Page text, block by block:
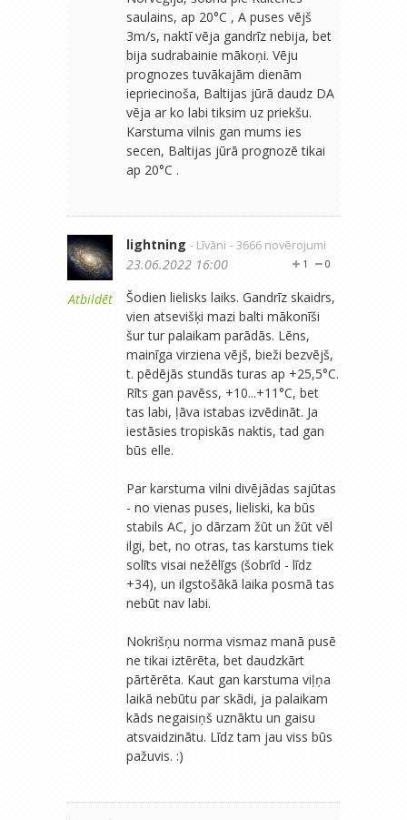
saulains, ap 20°C , A puses vējš
3m/s, naktī vēja gandrīz nebija, bet
bija sudrabainie mākoņi. Vēju
prognozes tuvākajām dienām
iepriecinoša, Baltijas jūrā daudz DA
vēja ar ko labi tiksim uz priekšu.
Karstuma vilnis gan mums ies
secen, Baltijas jūrā prognozē tikai
ap 20°C .
Atbildēt
lightning - Līvāni - 3666 novērojumi
0
1
23.06.2022 16:00
Šodien lielisks laiks. Gandrīz skaidrs,
vien atsevišķi mazi balti mākonīši
šur tur palaikam parādās. Lēns,
mainīga virziena vējš, bieži bezvējš,
t. pēdējās stundās turas ap +25,5°C.
Rīts gan pavēss, +10...+11°C, bet
tas labi, ļāva istabas izvēdināt. Ja
iestāsies tropiskās naktis, tad gan
būs elle.
Par karstuma vilni divējādas sajūtas
- no vienas puses, lieliski, ka būs
stabils AC, jo dārzam žūt un žūt vēl
ilgi, bet, no otras, tas karstums tiek
solīts visai nežēlīgs (šobrīd - līdz
+34), un ilgstošākā laika posmā tas
nebūt nav labi.
Nokrišņu norma vismaz manā pusē
ne tikai iztērēta, bet daudzkārt
pārtērēta. Kaut gan karstuma viļņa
laikā nebūtu par skādi, ja palaikam
kāds negaisiņš uznāktu un gaisu
atsvaidzinātu. Līdz tam jau viss būs
pažuvis. :)